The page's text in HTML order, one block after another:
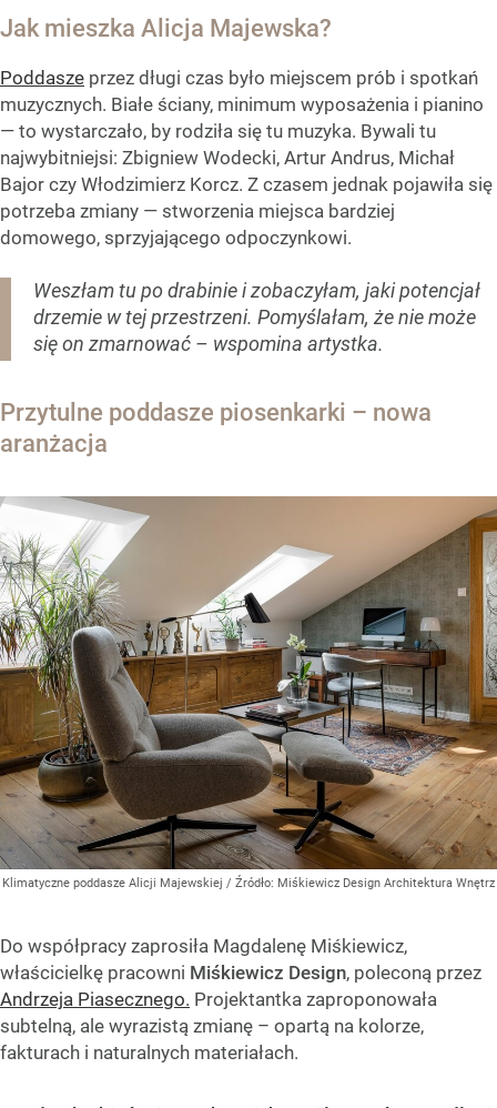
Jak mieszka Alicja Majewska?
Poddasze przez długi czas było miejscem prób i spotkań
muzycznych. Białe ściany, minimum wyposażenia i pianino
— to wystarczało, by rodziła się tu muzyka. Bywali tu
najwybitniejsi: Zbigniew Wodecki, Artur Andrus, Michał
Bajor czy Włodzimierz Korcz. Z czasem jednak pojawiła się
potrzeba zmiany — stworzenia miejsca bardziej
domowego, sprzyjającego odpoczynkowi.
Weszłam tu po drabinie i zobaczyłam, jaki potencjał
drzemie w tej przestrzeni. Pomyślałam, że nie może
się on zmarnować – wspomina artystka.
Przytulne poddasze piosenkarki – nowa
aranżacja
Klimatyczne poddasze Alicji Majewskiej / Źródło: Miśkiewicz Design Architektura Wnętrz
Do współpracy zaprosiła Magdalenę Miśkiewicz,
właścicielkę pracowni Miśkiewicz Design, poleconą przez
Andrzeja Piasecznego. Projektantka zaproponowała
subtelną, ale wyrazistą zmianę – opartą na kolorze,
fakturach i naturalnych materiałach.